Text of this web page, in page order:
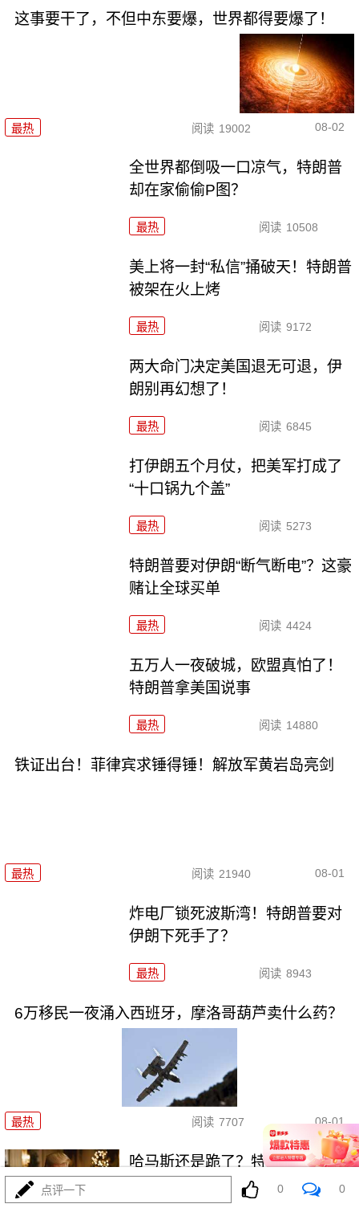
这事要干了，不但中东要爆，世界都得要爆了！
最热 阅读 19002 08-02
全世界都倒吸一口凉气，特朗普
却在家偷偷P图？
最热 阅读 10508
美上将一封“私信”捅破天！特朗普
被架在火上烤
最热 阅读 9172
两大命门决定美国退无可退，伊
朗别再幻想了！
最热 阅读 6845
打伊朗五个月仗，把美军打成了
“十口锅九个盖”
最热 阅读 5273
特朗普要对伊朗“断气断电”？这豪
赌让全球买单
最热 阅读 4424
五万人一夜破城，欧盟真怕了！
特朗普拿美国说事
最热 阅读 14880
铁证出台！菲律宾求锤得锤！解放军黄岩岛亮剑
最热 阅读 21940 08-01
炸电厂锁死波斯湾！特朗普要对
伊朗下死手了？
最热 阅读 8943
6万移民一夜涌入西班牙，摩洛哥葫芦卖什么药？
最热 阅读 7707 08-01
哈马斯还是跪了？特朗普高调宣
点评一下 0 0